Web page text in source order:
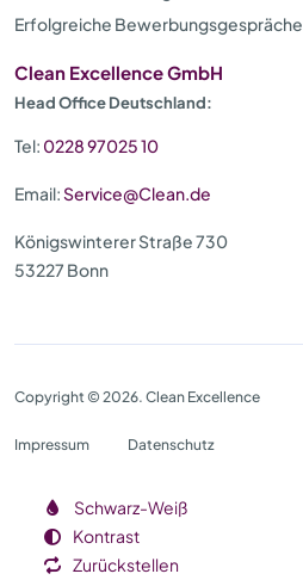
Erfolgreiche Bewerbungsgespräche
Clean Excellence GmbH
Head Office Deutschland:
Tel: 0228 97025 10
Email:Service@Clean.de
Königswinterer Straße 730
53227 Bonn
Copyright © 2026. Clean Excellence
Impressum Datenschutz
Schwarz-Weiß
Kontrast
Zurückstellen